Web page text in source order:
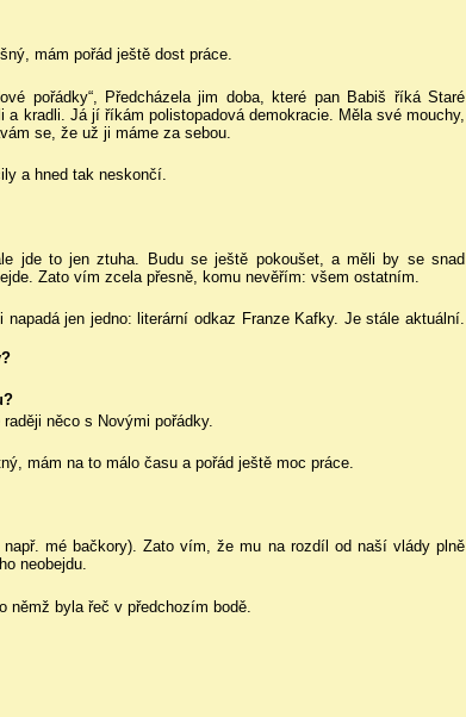
mám pořád ještě dost práce.
pořádky“, Předcházela jim doba, které pan Babiš říká Staré
kradli. Já jí říkám polistopadová demokracie. Měla své mouchy,
se, že už ji máme za sebou.
a hned tak neskončí.
jde to jen ztuha. Budu se ještě pokoušet, a měli by se snad
Zato vím zcela přesně, komu nevěřím: všem ostatním.
jen jedno: literární odkaz Franze Kafky. Je stále aktuální.
něco s Novými pořádky.
mám na to málo času a pořád ještě moc práce.
mé bačkory). Zato vím, že mu na rozdíl od naší vlády plně
neobejdu.
němž byla řeč v předchozím bodě.